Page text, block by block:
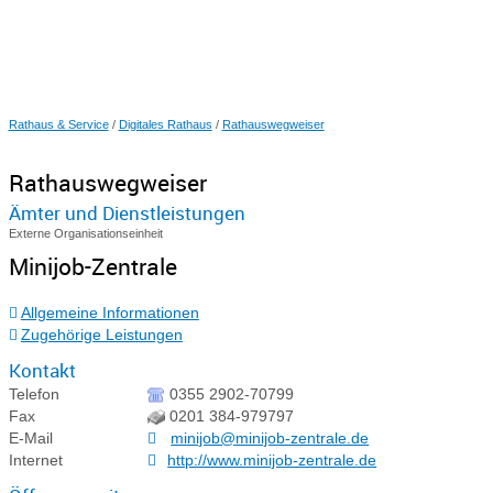
Rathaus & Service/ Digitales Rathaus / Rathauswegweiser
Rathauswegweiser
Ämter und Dienstleistungen
Externe Organisationseinheit
Minijob-Zentrale
Allgemeine Informationen
Zugehörige Leistungen
Kontakt
Telefon
0355 2902-70799
Fax
0201 384-979797
E-Mail
minijob@minijob-zentrale.de
Internet
http://www.minijob-zentrale.de